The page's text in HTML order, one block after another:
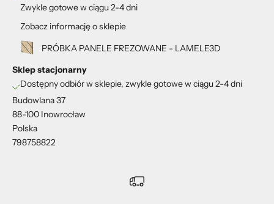
Zwykle gotowe w ciągu 2-4 dni
Zobacz informację o sklepie
PRÓBKA PANELE FREZOWANE - LAMELE3D
Sklep stacjonarny
Dostępny odbiór w sklepie, zwykle gotowe w ciągu 2-4 dni
Budowlana 37
88-100 Inowrocław
Polska
798758822